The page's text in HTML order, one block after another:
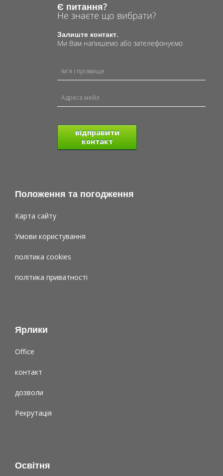
Є питання?
Не знаєте що вибрати?
Залиште контакт.
Ми Вам напишемо або зателефонуємо
відправити
контакт
Положення та погодження
Карта сайту
Умови користування
політика cookies
політика приватності
Ярлики
Office
контакт
дозволи
Рекрутація
Освітня